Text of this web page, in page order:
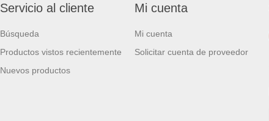
Servicio al cliente
Búsqueda
Productos vistos recientemente
Nuevos productos
Mi cuenta
Mi cuenta
Solicitar cuenta de proveedor